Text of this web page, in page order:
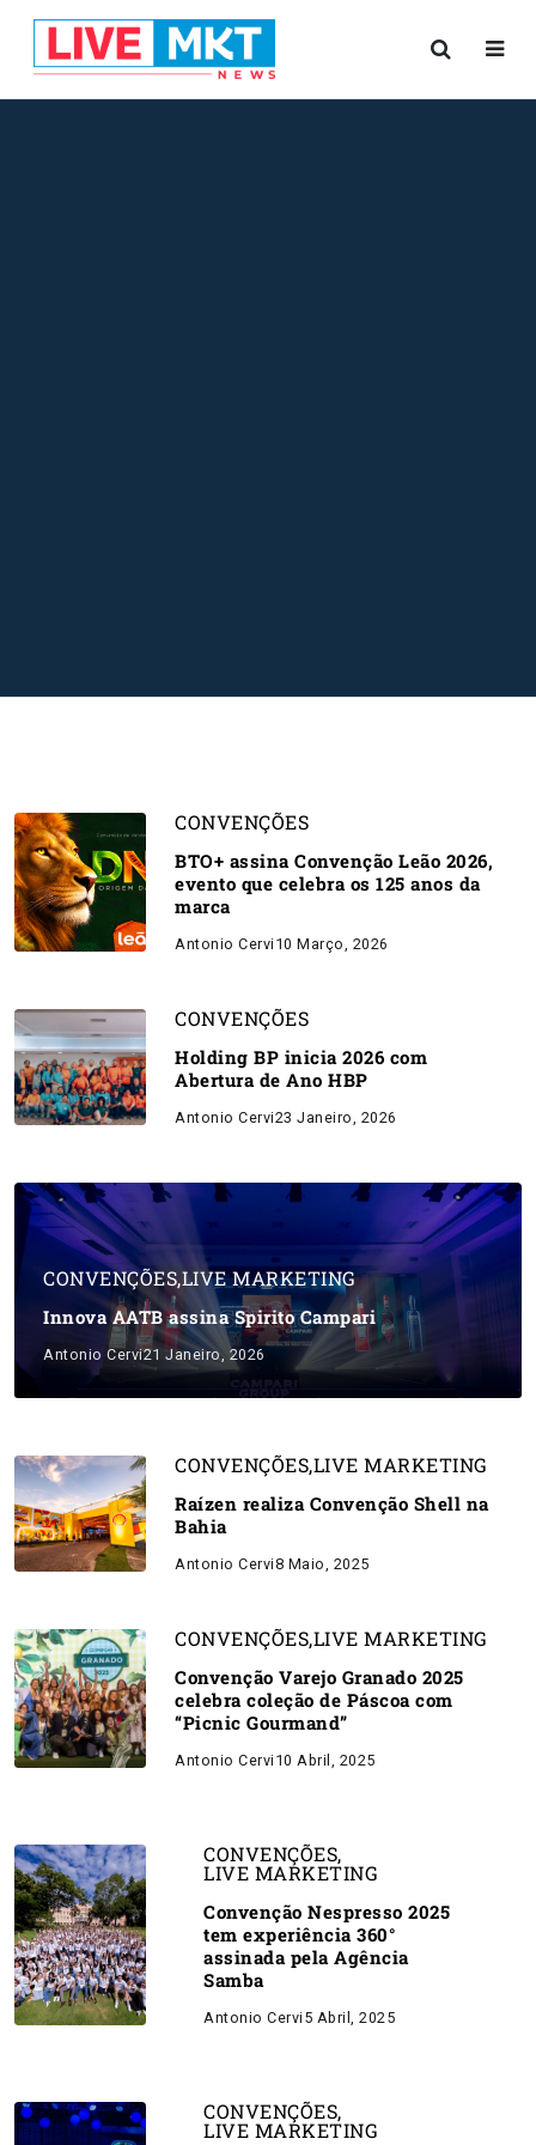
CONVENÇÕES
BTO+ assina Convenção Leão 2026,
evento que celebra os 125 anos da
marca
Antonio Cervi 10 Março, 2026
CONVENÇÕES
Holding BP inicia 2026 com
Abertura de Ano HBP
Antonio Cervi23 Janeiro, 2026
CONVENÇÕES,LIVE MARKETING
Innova AATB assina Spirito Campari
Antonio Cervi21 Janeiro, 2026
CONVENÇÕES,LIVE MARKETING
Raízen realiza Convenção Shell na
Bahia
Antonio Cervi8 Maio, 2025
CONVENÇÕES,LIVE MARKETING
Convenção Varejo Granado 2025
celebra coleção de Páscoa com
“Picnic Gourmand”
Antonio Cervi 10 Abril, 2025
CONVENÇÕES,
LIVE MARKETING
Convenção Nespresso 2025
tem experiência 360°
assinada pela Agência
Samba
Antonio Cervi 5 Abril, 2025
CONVENÇÕES,
LIVE MARKETING